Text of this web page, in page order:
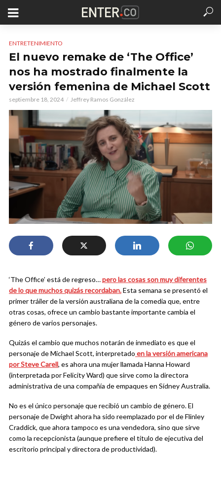
ENTRETENIMIENTO
El nuevo remake de ‘The Office’
nos ha mostrado finalmente la
versión femenina de Michael Scott
septiembre 18, 2024 Jeffrey Ramos González
‘The Office’ está de regreso…pero las cosas son muy diferentes
de lo que muchos quizás recordaban.Esta semana se presentó el
primer tráiler de la versión australiana de la comedia que, entre
otras cosas, ofrece un cambio bastante importante cambia el
género de varios personajes.
Quizás el cambio que muchos notarán de inmediato es que el
personaje de Michael Scott, interpretado en la versión americana
por Steve Carell, es ahora una mujer llamada Hanna Howard
(interpretada por Felicity Ward) que sirve como la directora
administrativa de una compañía de empaques en Sídney Australia.
No es el único personaje que recibió un cambio de género. El
personaje de Dwight ahora ha sido reemplazado por el de Flinley
Craddick, que ahora tampoco es una vendedora, sino que sirve
como la recepcionista (aunque prefiere el título de ejecutiva del
escritorio principal y directora de productividad).